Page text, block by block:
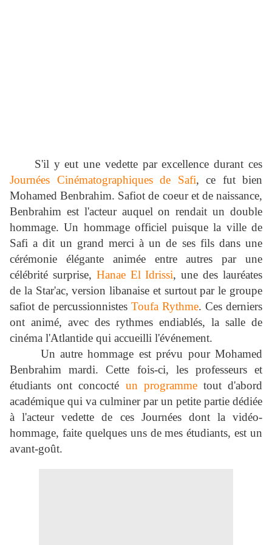
S'il y eut une vedette par excellence durant ces
Journées Cinématographiques de Safi, ce fut bien
Mohamed Benbrahim. Safiot de coeur et de naissance,
Benbrahim est l'acteur auquel on rendait un double
hommage. Un hommage officiel puisque la ville de
Safi a dit un grand merci à un de ses fils dans une
cérémonie élégante animée entre autres par une
célébrité surprise, Hanae El Idrissi, une des lauréates
de la Star'ac, version libanaise et surtout par le groupe
safiot de percussionnistes Toufa Rythme. Ces derniers
ont animé, avec des rythmes endiablés, la salle de
cinéma l'Atlantide qui accueilli l'événement.
Un autre hommage est prévu pour Mohamed
Benbrahim mardi. Cette fois-ci, les professeurs et
étudiants ont concocté un programmetout d'abord
académique qui va culminer par un petite partie dédiée
à l'acteur vedette de ces Journées dont la vidéo-
hommage, faite quelques uns de mes étudiants, est un
avant-goût.